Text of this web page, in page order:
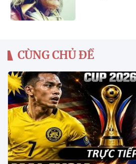
CÙNG CHỦ ĐỀ